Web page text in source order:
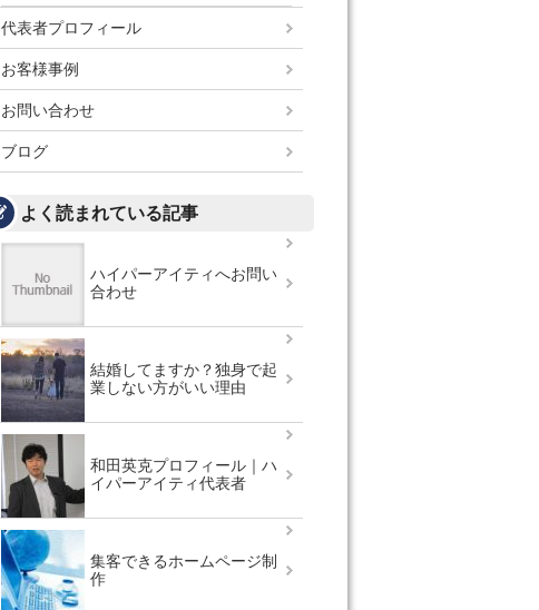
代表者プロフィール
お客様事例
お問い合わせ
ブログ
よく読まれている記事
ハイパーアイティへお問い
合わせ
結婚してますか？独身で起
業しない方がいい理由
和田英克プロフィール｜ハ
イパーアイティ代表者
集客できるホームページ制
作